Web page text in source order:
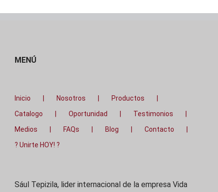
MENÚ
Inicio Nosotros
Productos
Catalogo
Oportunidad
Testimonios
Medios
FAQs Blog
Contacto
? Unirte HOY! ?
Sául Tepizila, lider internacional de la empresa Vida